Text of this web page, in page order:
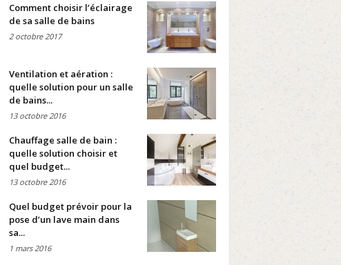
Comment choisir l’éclairage
de sa salle de bains
2 octobre 2017
Ventilation et aération :
quelle solution pour un salle
de bains...
13 octobre 2016
Chauffage salle de bain :
quelle solution choisir et
quel budget...
13 octobre 2016
Quel budget prévoir pour la
pose d’un lave main dans
sa...
1 mars 2016